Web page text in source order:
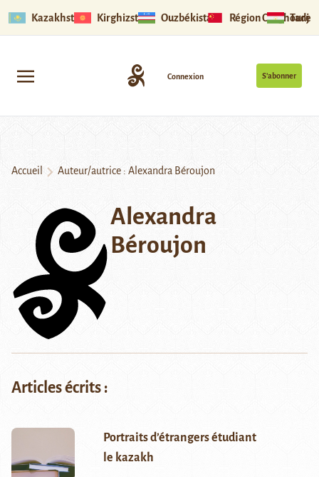
Kazakhstan Kirghizstan Ouzbékistan Région Ouïghoure
S’abonner
Connexion
Accueil Auteur/autrice : Alexandra Béroujon
Alexandra
Béroujon
Articles écrits :
Portraits d’étrangers étudiant
le kazakh